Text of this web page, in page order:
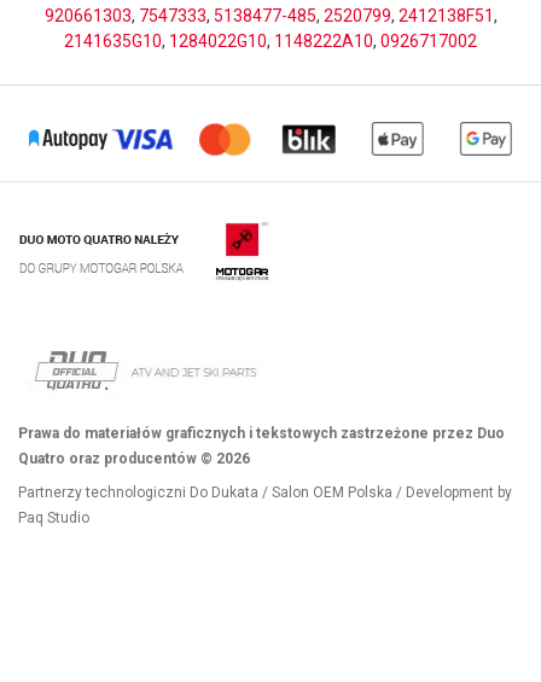
920661303, 7547333, 5138477-485, 2520799, 2412138F51,
2141635G10, 1284022G10, 1148222A10, 0926717002
Prawa do materiałów graficznych i tekstowych zastrzeżone przez Duo
Quatro oraz producentów © 2026
Partnerzy technologiczni Do Dukata / Salon OEM Polska / Development by
Paq Studio